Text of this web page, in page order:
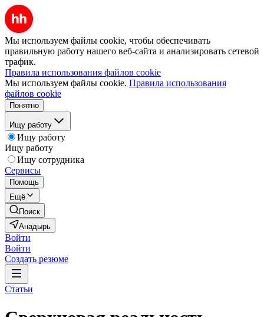
Мы используем файлы cookie, чтобы обеспечивать
правильную работу нашего веб-сайта и анализировать сетевой
трафик.
Правила использования файлов cookie
Мы используем файлы cookie. Правила использования
файлов cookie
Понятно
Ищу работу
Ищу работу
Ищу работу
Ищу сотрудника
Сервисы
Помощь
Ещё
Поиск
Анадырь
Войти
Войти
Создать резюме
Статьи